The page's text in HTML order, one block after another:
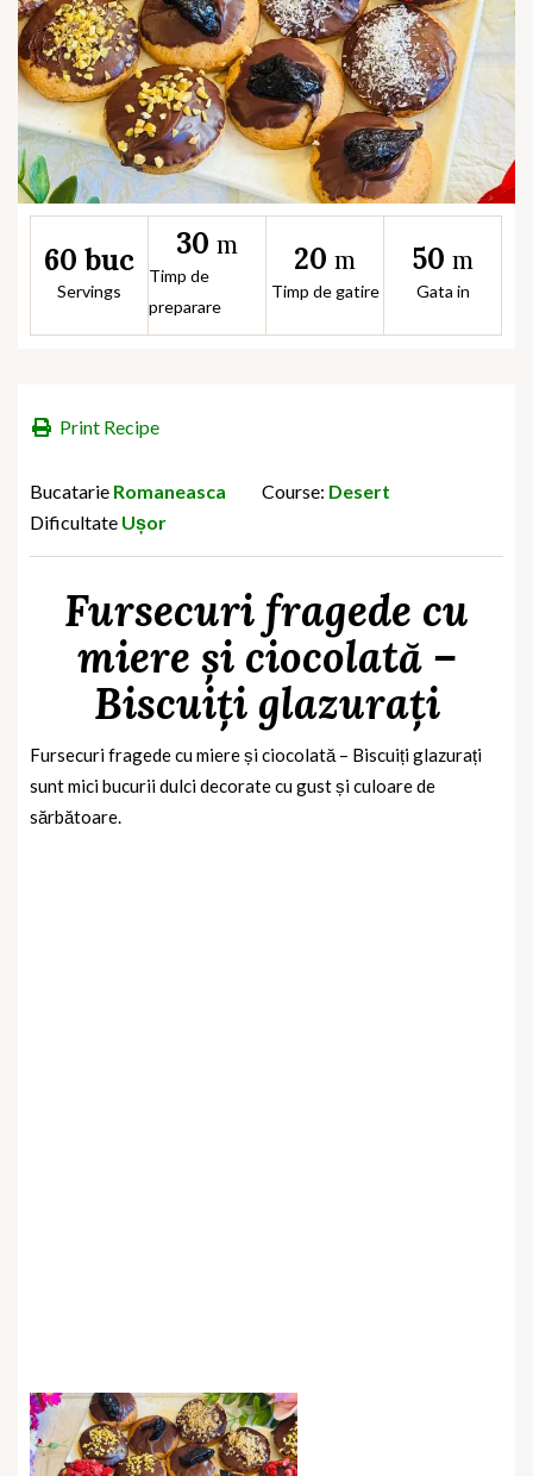
60 buc
Servings
30 m
Timp de
preparare
20 m
Timp de gatire
50 m
Gata in
Print Recipe
Bucatarie Romaneasca Course: Desert
Dificultate Ușor
Fursecuri fragede cu
miere și ciocolată –
Biscuiți glazurați
Fursecuri fragede cu miere și ciocolată – Biscuiți glazurați
suntmici bucurii dulci decorate cu gust și culoare de
sărbătoare.